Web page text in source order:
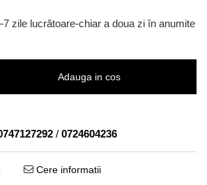
zile lucrătoare-chiar a doua zi în anumite
Adauga in cos
/ 0724604236
Cere informatii